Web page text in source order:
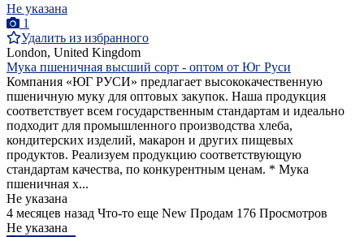
Не указана
1
Удалить из избранного
London, United Kingdom
Мука пшеничная высший сорт - оптом от Юг Руси
Компания «ЮГ РУСИ» предлагает высококачественную
пшеничную муку для оптовых закупок. Наша продукция
соответствует всем государственным стандартам и идеально
подходит для промышленного производства хлеба,
кондитерских изделий, макарон и других пищевых
продуктов. Реализуем продукцию соответствующую
стандартам качества, по конкурентным ценам. * Мука
пшеничная х...
Не указана
4 месяцев назад Что-то еще New Продам 176 Просмотров
Не указана